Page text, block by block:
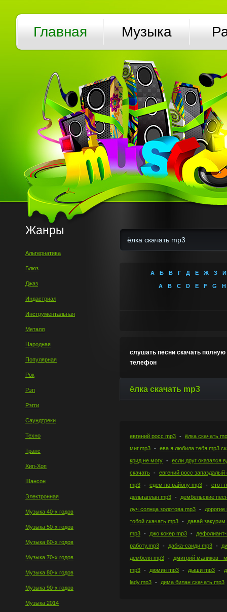
Главная Музыка
Жанры
Альтернатива
Блюз
Джаз
Индастриал
Инструментальная
Металл
Народная
Популярная
Рок
Рэп
Рэгги
Саундтреки
Техно
Транс
Хип-Хоп
Шансон
Электронная
Музыка 40-х годов
Музыка 50-х годов
Музыка 60-х годов
Музыка 70-х годов
Музыка 80-х годов
Музыка 90-х годов
Музыка 2014
А Б В Г Д Е Ж З И
A B C D E F G H
слушать песни скачать
телефон
ёлка скачать mp3
евгений росс mp3
ёлка скачать
миг.mp3
ева я любила тебя mp3
крид не могу
если друг оказался
скачать
евгений росс запаздалый
mp3
едем по району mp3
етот
дельтаплан mp3
дембельские
луч солнца золотова mp3
тобой скачать mp3
давай
mp3
джо кокер mp3
работу.mp3
дабка-саиди mp3
дембеля mp3
дмитрий маликов -
mp3
дюмин mp3 дыши mp3
lady.mp3
дима билан скачать mp3